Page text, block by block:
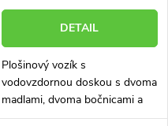
DETAIL
Plošinový vozík s
vodovzdornou doskou s dvoma
madlami, dvoma bočnicami a
zvislými priečkami. Nosnosť